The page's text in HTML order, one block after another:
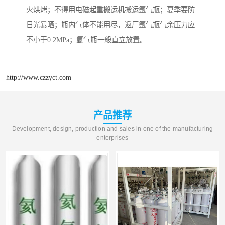
火烘烤；不得用电磁起重搬运机搬运氩气瓶；夏季要防
日光暴晒；瓶内气体不能用尽，返厂氩气瓶气余压力应
不小于0.2MPa；氩气瓶一般直立放置。
http://www.czzyct.com
产品推荐
Development, design, production and sales in one of the manufacturing
enterprises